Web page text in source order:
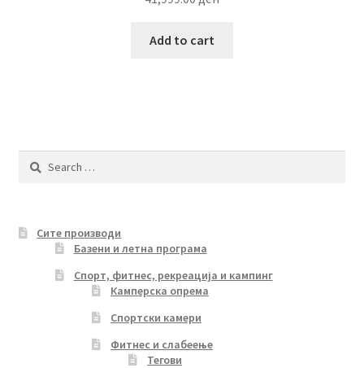
Add to cart
Search
Сите производи
Базени и летна програма
Спорт, фитнес, рекреација и кампинг
Камперска опрема
Спортски камери
Фитнес и слабеење
Тегови